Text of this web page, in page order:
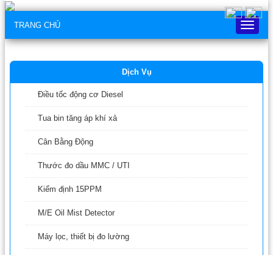
TRANG CHỦ
Trang
chủ
Dịch Vụ
Điều tốc động cơ Diesel
Tua bin tăng áp khí xả
Cân Bằng Động
Thước đo dầu MMC / UTI
Kiểm định 15PPM
M/E Oil Mist Detector
Máy lọc, thiết bị đo lường